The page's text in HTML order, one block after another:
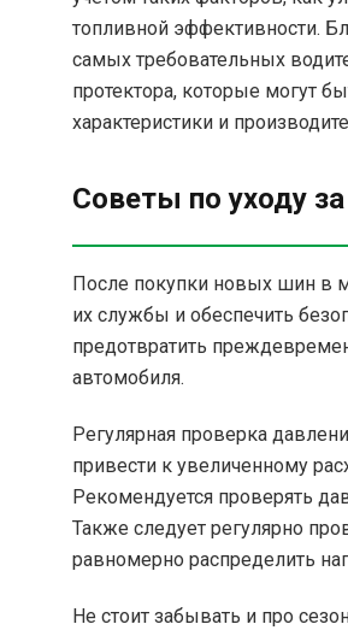
топливной эффективности.
самых требовательных
протектора, которые могут
характеристики и
Советы по уходу
После покупки новых шин в
их службы и обеспечить
предотвратить
автомобиля.
Регулярная проверка
привести к увеличенному
Рекомендуется проверять
Также следует регулярно
равномерно распределить
Не стоит забывать и про